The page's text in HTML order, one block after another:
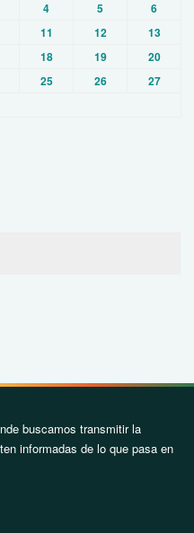
4 5
6
11 12
13
18 19
20
25 26
27
buscamos transmitir la
informadas de lo que pasa en